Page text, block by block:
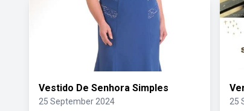
Vestido De Senhora Simples
25 September 2024 25